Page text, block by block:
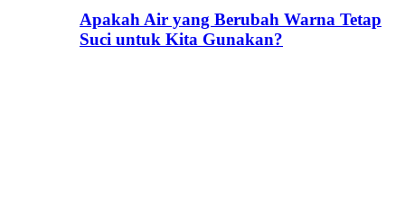
Apakah Air yang Berubah Warna Tetap
Suci untuk Kita Gunakan?